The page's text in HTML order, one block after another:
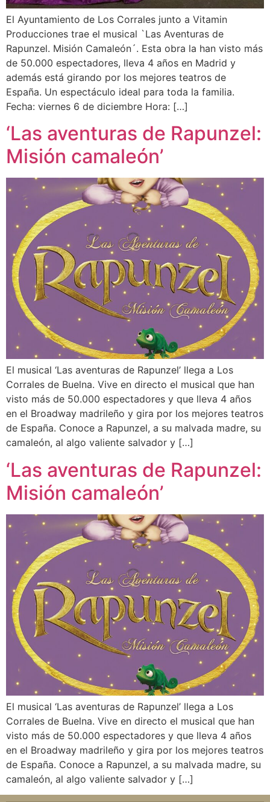
El Ayuntamiento de Los Corrales junto a Vitamin
Producciones trae el musical `Las Aventuras de
Rapunzel. Misión Camaleón´. Esta obra la han visto más
de 50.000 espectadores, lleva 4 años en Madrid y
además está girando por los mejores teatros de
España. Un espectáculo ideal para toda la familia.
Fecha: viernes 6 de diciembre Hora: […]
‘Las aventuras de Rapunzel:
Misión camaleón’
El musical ‘Las aventuras de Rapunzel’ llega a Los
Corrales de Buelna. Vive en directo el musical que han
visto más de 50.000 espectadores y que lleva 4 años
en el Broadway madrileño y gira por los mejores teatros
de España. Conoce a Rapunzel, a su malvada madre, su
camaleón, al algo valiente salvador y […]
‘Las aventuras de Rapunzel:
Misión camaleón’
El musical ‘Las aventuras de Rapunzel’ llega a Los
Corrales de Buelna. Vive en directo el musical que han
visto más de 50.000 espectadores y que lleva 4 años
en el Broadway madrileño y gira por los mejores teatros
de España. Conoce a Rapunzel, a su malvada madre, su
camaleón, al algo valiente salvador y […]